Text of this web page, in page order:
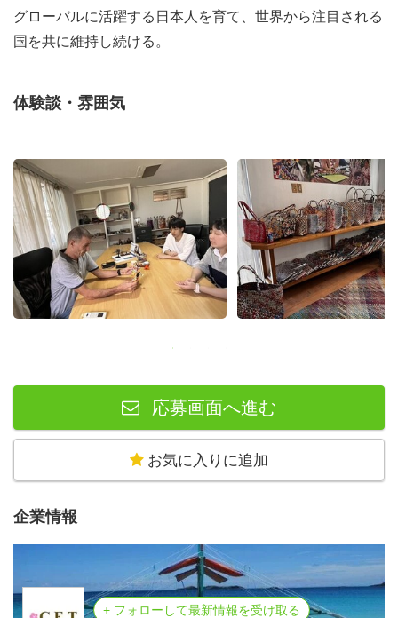
グローバルに活躍する日本人を育て、世界から注目される
国を共に維持し続ける。
体験談・雰囲気
応募画面へ進む
お気に入りに追加
企業情報
+ フォローして最新情報を受け取る